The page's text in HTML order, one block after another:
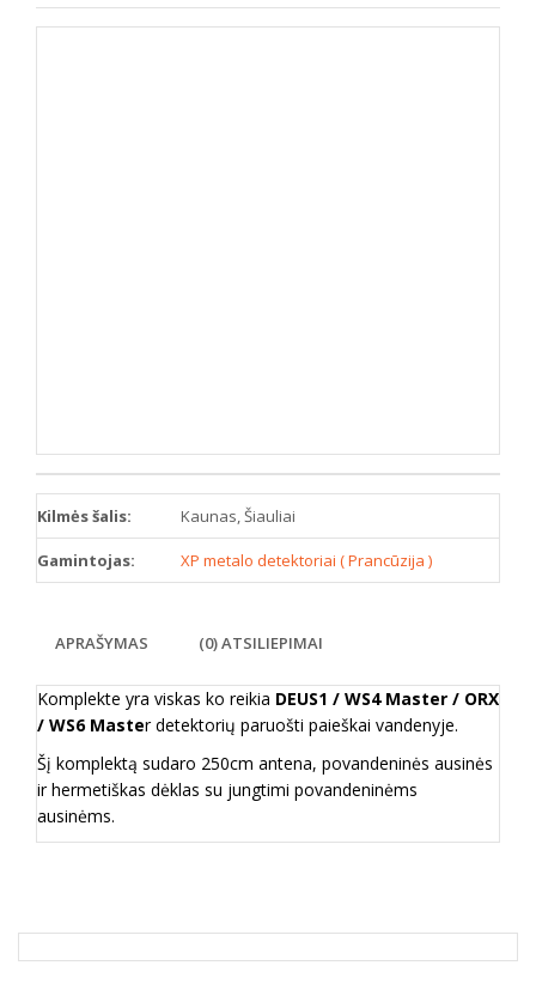
Kilmės šalis: Kaunas, Šiauliai
Gamintojas: XP metalo detektoriai ( Prancūzija )
APRAŠYMAS (0) ATSILIEPIMAI
Komplekte yra viskas ko reikia DEUS1 / WS4 Master / ORX
/ WS6 Master detektorių paruošti paieškai vandenyje.
Šį komplektą sudaro 250cm antena, povandeninės ausinės
ir hermetiškas dėklas su jungtimi povandeninėms
ausinėms.